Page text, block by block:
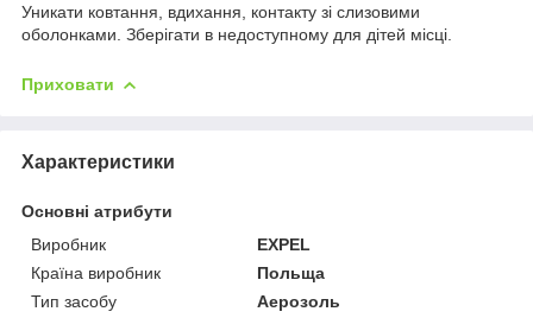
Уникати ковтання, вдихання, контакту зі слизовими
оболонками. Зберігати в недоступному для дітей місці.
Приховати
Характеристики
Основні атрибути
Виробник
EXPEL
Країна виробник
Польща
Тип засобу
Аерозоль